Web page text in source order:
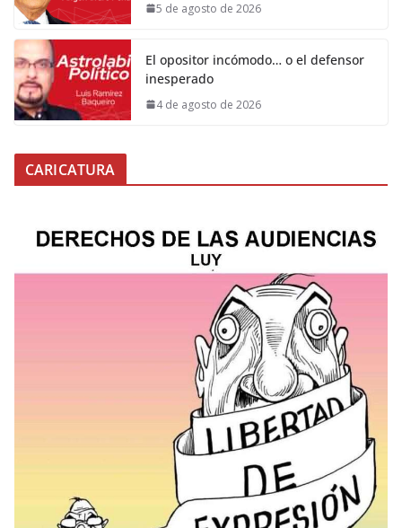
5 de agosto de 2026
El opositor incómodo… o el defensor
inesperado
4 de agosto de 2026
CARICATURA